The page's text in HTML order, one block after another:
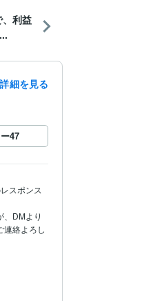
利益
細を見る
47
スポンス
DMより
連絡よろし